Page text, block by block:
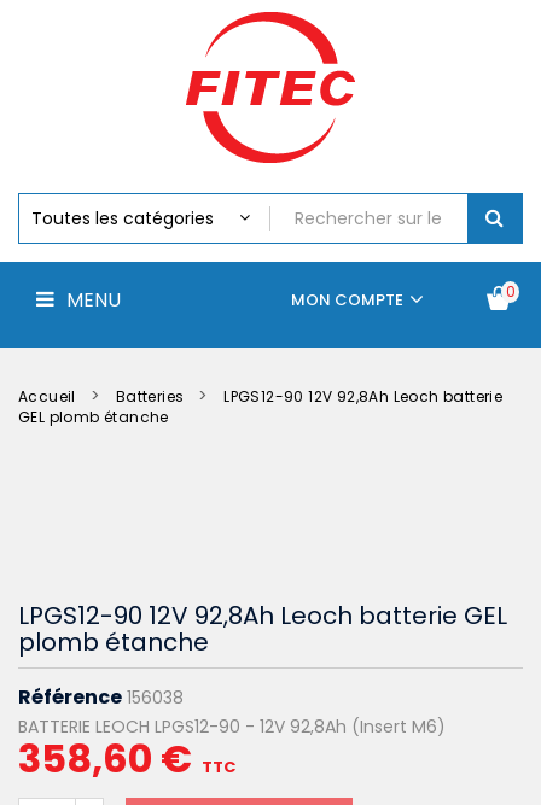
MENU 0
MON COMPTE
Chargeurs
Accus
Perceuse,
Visseuse
Batteries
Accueil Batteries
LPGS12-90 12V 92,8Ah Leoch batterie
GEL plomb étanche
LPGS12-90 12V 92,8Ah Leoch batterie GEL
plomb étanche
Référence 156038
BATTERIE LEOCH LPGS12-90 - 12V 92,8Ah (Insert M6)
358,60 € TTC